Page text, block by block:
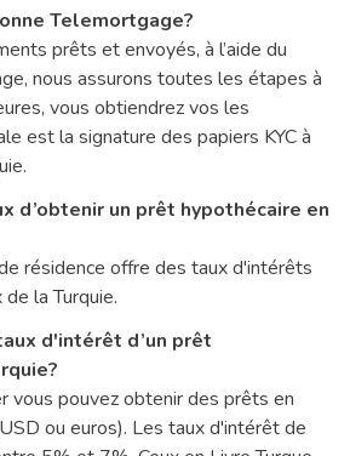
Telemortgage?
prêts et envoyés, à l’aide du
nous assurons toutes les étapes à
vous obtiendrez vos les
est la signature des papiers KYC à
d’obtenir un prêt hypothécaire en
résidence offre des taux d'intérêts
la Turquie.
d'intérêt d’un prêt
vous pouvez obtenir des prêts en
ou euros). Les taux d'intérêt de